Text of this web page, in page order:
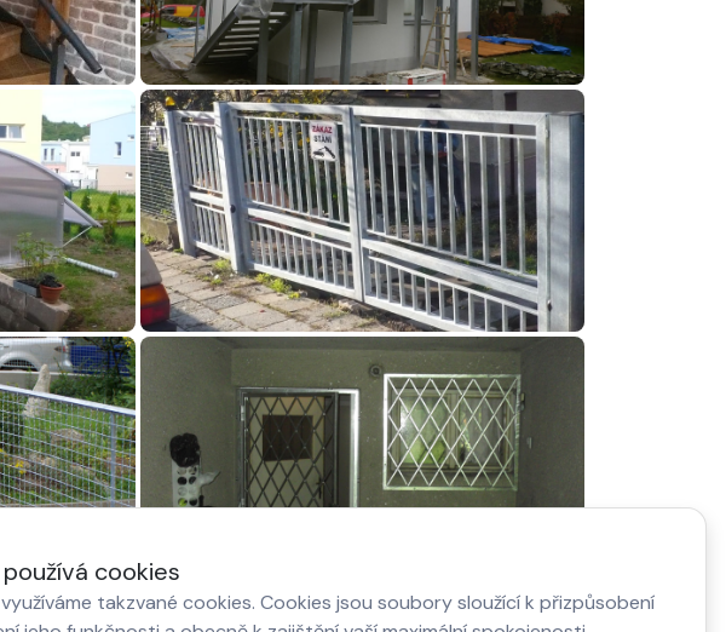
cookies
takzvané cookies. Cookies jsou soubory sloužící k přizpůsobení